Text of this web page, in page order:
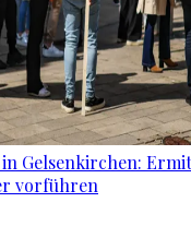
Gelsenkirchen:
vorführen